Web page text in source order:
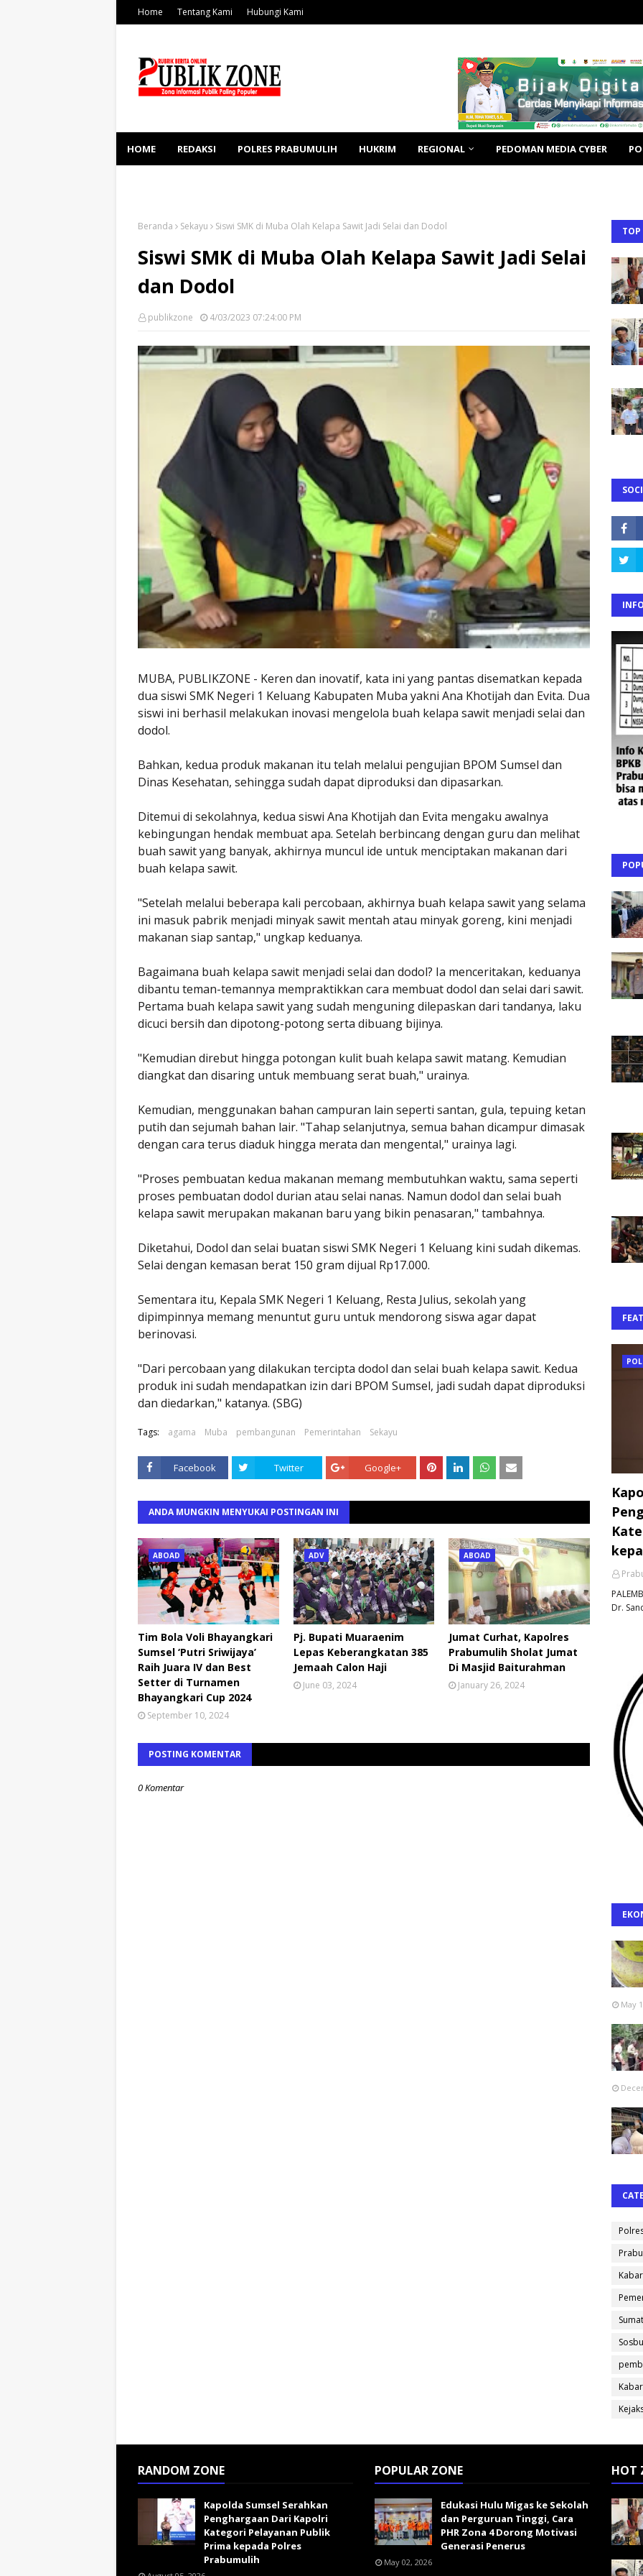
Home Tentang Kami Hubungi Kami
HOME REDAKSI POLRES PRABUMULIH HUKRIM REGIONAL PEDOMAN MEDIA CYBER
Beranda Sekayu Siswi SMK di Muba Olah Kelapa Sawit Jadi Selai dan Dodol
Siswi SMK di Muba Olah Kelapa Sawit Jadi Selai
dan Dodol
publikzone 4/03/2023 07:24:00 PM
MUBA, PUBLIKZONE - Keren dan inovatif, kata ini yang pantas disematkan kepada
dua siswi SMK Negeri 1 Keluang Kabupaten Muba yakni Ana Khotijah dan Evita. Dua
siswi ini berhasil melakukan inovasi mengelola buah kelapa sawit menjadi selai dan
dodol.
Bahkan, kedua produk makanan itu telah melalui pengujian BPOM Sumsel dan
Dinas Kesehatan, sehingga sudah dapat diproduksi dan dipasarkan.
Ditemui di sekolahnya, kedua siswi Ana Khotijah dan Evita mengaku awalnya
kebingungan hendak membuat apa. Setelah berbincang dengan guru dan melihat
buah sawit yang banyak, akhirnya muncul ide untuk menciptakan makanan dari
buah kelapa sawit.
"Setelah melalui beberapa kali percobaan, akhirnya buah kelapa sawit yang selama
ini masuk pabrik menjadi minyak sawit mentah atau minyak goreng, kini menjadi
makanan siap santap," ungkap keduanya.
Bagaimana buah kelapa sawit menjadi selai dan dodol? Ia menceritakan, keduanya
dibantu teman-temannya mempraktikkan cara membuat dodol dan selai dari sawit.
Pertama buah kelapa sawit yang sudah menguning dilepaskan dari tandanya, laku
dicuci bersih dan dipotong-potong serta dibuang bijinya.
"Kemudian direbut hingga potongan kulit buah kelapa sawit matang. Kemudian
diangkat dan disaring untuk membuang serat buah," urainya.
Kemudian, menggunakan bahan campuran lain seperti santan, gula, tepuing ketan
putih dan sejumah bahan lair. "Tahap selanjutnya, semua bahan dicampur dimasak
dengan cara terus diaduk hingga merata dan mengental," urainya lagi.
"Proses pembuatan kedua makanan memang membutuhkan waktu, sama seperti
proses pembuatan dodol durian atau selai nanas. Namun dodol dan selai buah
kelapa sawit merupakan makanan baru yang bikin penasaran," tambahnya.
Diketahui, Dodol dan selai buatan siswi SMK Negeri 1 Keluang kini sudah dikemas.
Selai dengan kemasan berat 150 gram dijual Rp17.000.
Sementara itu, Kepala SMK Negeri 1 Keluang, Resta Julius, sekolah yang
dipimpinnya memang menuntut guru untuk mendorong siswa agar dapat
berinovasi.
"Dari percobaan yang dilakukan tercipta dodol dan selai buah kelapa sawit. Kedua
produk ini sudah mendapatkan izin dari BPOM Sumsel, jadi sudah dapat diproduksi
dan diedarkan," katanya. (SBG)
Tags: agama Muba pembangunan Pemerintahan Sekayu
Facebook Twitter Google+
ANDA MUNGKIN MENYUKAI POSTINGAN INI
ABOAD
Tim Bola Voli Bhayangkari
Sumsel ‘Putri Sriwijaya’
Raih Juara IV dan Best
Setter di Turnamen
Bhayangkari Cup 2024
September 10, 2024
ADV
Pj. Bupati Muaraenim
Lepas Keberangkatan 385
Jemaah Calon Haji
June 03, 2024
ABOAD
Jumat Curhat, Kapolres
Prabumulih Sholat Jumat
Di Masjid Baiturahman
January 26, 2024
POSTING KOMENTAR
0 Komentar
Dr.
May
RANDOM ZONE
Kapolda Sumsel Serahkan
Penghargaan Dari Kapolri
Kategori Pelayanan Publik
Prima kepada Polres
Prabumulih
POPULAR ZONE
Edukasi Hulu Migas ke Sekolah
dan Perguruan Tinggi, Cara
PHR Zona 4 Dorong Motivasi
Generasi Penerus
May 02, 2026
HOT